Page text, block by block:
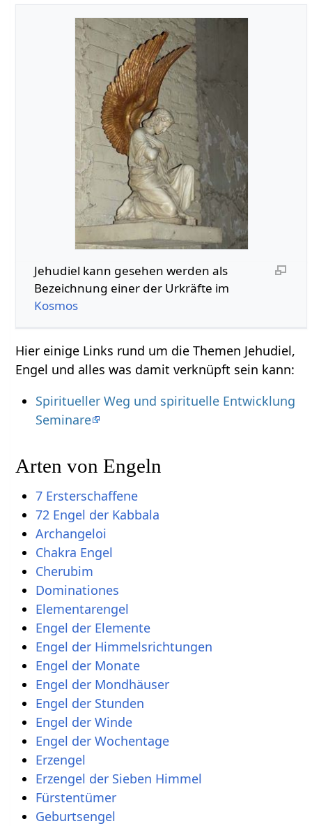
Jehudiel kann gesehen werden als
Bezeichnung einer der Urkräfte im
Kosmos
Hier einige Links rund um die Themen Jehudiel,
Engel und alles was damit verknüpft sein kann:
Spiritueller Weg und spirituelle Entwicklung
Seminare
Arten von Engeln
7 Ersterschaffene
72 Engel der Kabbala
Archangeloi
Chakra Engel
Cherubim
Dominationes
Elementarengel
Engel der Elemente
Engel der Himmelsrichtungen
Engel der Monate
Engel der Mondhäuser
Engel der Stunden
Engel der Winde
Engel der Wochentage
Erzengel
Erzengel der Sieben Himmel
Fürstentümer
Geburtsengel